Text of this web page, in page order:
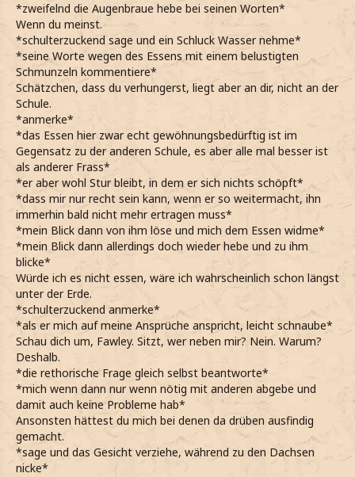
*zweifelnd die Augenbraue hebe bei seinen Worten*
Wenn du meinst.
*schulterzuckend sage und ein Schluck Wasser nehme*
*seine Worte wegen des Essens mit einem belustigten
Schmunzeln kommentiere*
Schätzchen, dass du verhungerst, liegt aber an dir, nicht an der
Schule.
*anmerke*
*das Essen hier zwar echt gewöhnungsbedürftig ist im
Gegensatz zu der anderen Schule, es aber alle mal besser ist
als anderer Frass*
*er aber wohl Stur bleibt, in dem er sich nichts schöpft*
*dass mir nur recht sein kann, wenn er so weitermacht, ihn
immerhin bald nicht mehr ertragen muss*
*mein Blick dann von ihm löse und mich dem Essen widme*
*mein Blick dann allerdings doch wieder hebe und zu ihm
blicke*
Würde ich es nicht essen, wäre ich wahrscheinlich schon längst
unter der Erde.
*schulterzuckend anmerke*
*als er mich auf meine Ansprüche anspricht, leicht schnaube*
Schau dich um, Fawley. Sitzt, wer neben mir? Nein. Warum?
Deshalb.
*die rethorische Frage gleich selbst beantworte*
*mich wenn dann nur wenn nötig mit anderen abgebe und
damit auch keine Probleme hab*
Ansonsten hättest du mich bei denen da drüben ausfindig
gemacht.
*sage und das Gesicht verziehe, während zu den Dachsen
nicke*